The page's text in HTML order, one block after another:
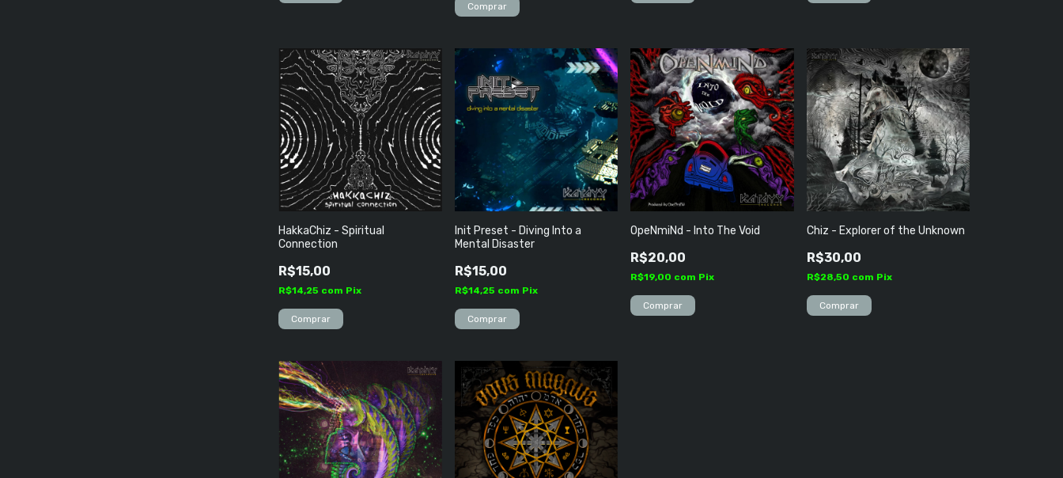
HakkaChiz - Spiritual
Connection
R$15,00
R$14,25 com Pix
Init Preset - Diving Into a
Mental Disaster
R$15,00
R$14,25 com Pix
OpeNmiNd - Into The Void
R$20,00
R$19,00 com Pix
Chiz - Explorer of the Unknown
R$30,00
R$28,50 com Pix